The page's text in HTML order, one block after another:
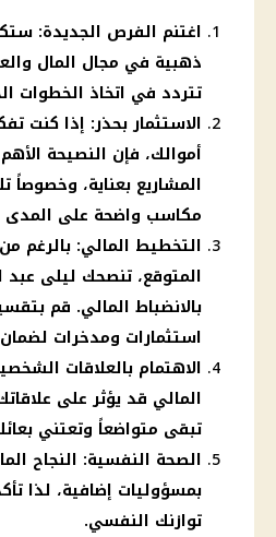
اغتنم الفرص الجديدة:
ذهبية في مجال المال
تتردد في اتخاذ الخطوات
الاستثمار بحذر: إذا كنت
أموالك، فإن النصيحة
المشاريع بعناية،
مكاسب واضحة على المدى
التخطيط المالي: بالرغم
المتوقع، تنصحك ليلى عبد
بالانضباط المالي. قم
استثمارات ومدخرات
الاهتمام بالعلاقات
المالي قد يؤثر على
تبقى متواضعاً وتعتني
الصحة النفسية: النجاح
بمسؤوليات إضافية، لذا
توازنك النفسي.